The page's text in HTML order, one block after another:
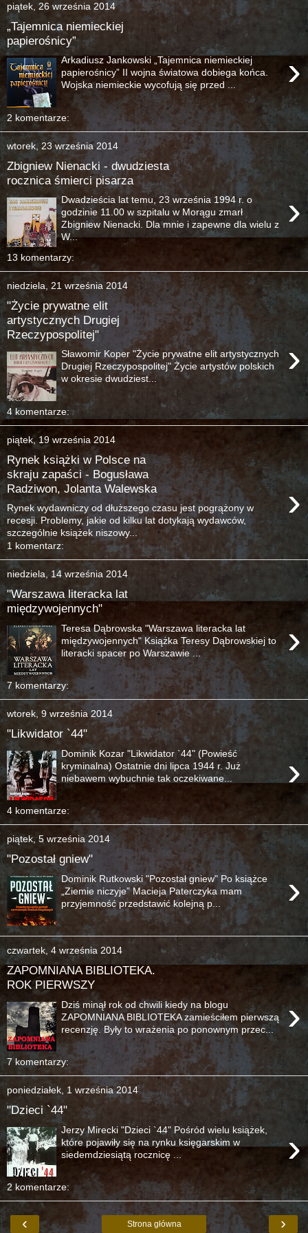
piątek, 26 września 2014
„Tajemnica niemieckiej
papierośnicy”
›
Arkadiusz Jankowski „Tajemnica niemieckiej
papierośnicy” II wojna światowa dobiega końca.
Wojska niemieckie wycofują się przed ...
2 komentarze:
wtorek, 23 września 2014
Zbigniew Nienacki - dwudziesta
rocznica śmierci pisarza
›
Dwadzieścia lat temu, 23 września 1994 r. o
godzinie 11.00 w szpitalu w Morągu zmarł
Zbigniew Nienacki. Dla mnie i zapewne dla wielu z
W...
13 komentarzy:
niedziela, 21 września 2014
"Życie prywatne elit
artystycznych Drugiej
Rzeczypospolitej"
›
Sławomir Koper "Życie prywatne elit artystycznych
Drugiej Rzeczypospolitej" Życie artystów polskich
w okresie dwudziest...
4 komentarze:
piątek, 19 września 2014
Rynek książki w Polsce na
skraju zapaści - Bogusława
Radziwon, Jolanta Walewska
›
Rynek wydawniczy od dłuższego czasu jest pogrążony w
recesji. Problemy, jakie od kilku lat dotykają wydawców,
szczególnie książek niszowy...
1 komentarz:
niedziela, 14 września 2014
"Warszawa literacka lat
międzywojennych"
›
Teresa Dąbrowska "Warszawa literacka lat
międzywojennych" Książka Teresy Dąbrowskiej to
literacki spacer po Warszawie ...
7 komentarzy:
wtorek, 9 września 2014
"Likwidator `44"
›
Dominik Kozar "Likwidator `44" (Powieść
kryminalna) Ostatnie dni lipca 1944 r. Już
niebawem wybuchnie tak oczekiwane...
4 komentarze:
piątek, 5 września 2014
"Pozostał gniew"
›
Dominik Rutkowski "Pozostał gniew" Po książce
„Ziemie niczyje” Macieja Paterczyka mam
przyjemność przedstawić kolejną p...
czwartek, 4 września 2014
ZAPOMNIANA BIBLIOTEKA.
ROK PIERWSZY
›
Dziś minął rok od chwili kiedy na blogu
ZAPOMNIANA BIBLIOTEKA zamieściłem pierwszą
recenzję. Były to wrażenia po ponownym przec...
7 komentarzy:
poniedziałek, 1 września 2014
"Dzieci `44"
›
Jerzy Mirecki "Dzieci `44" Pośród wielu książek,
które pojawiły się na rynku księgarskim w
siedemdziesiątą rocznicę ...
2 komentarze:
‹ ›
Strona główna